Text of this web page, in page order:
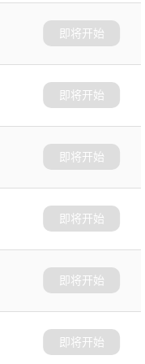
即将开始
即将开始
即将开始
即将开始
即将开始
即将开始